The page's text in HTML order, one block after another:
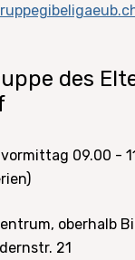
des
09.00 -
oberhalb
21